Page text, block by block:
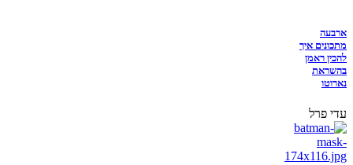
ארבעה
מתכונים איך
להכין ראמן
בהשראת
נארוטו
עדי פרל